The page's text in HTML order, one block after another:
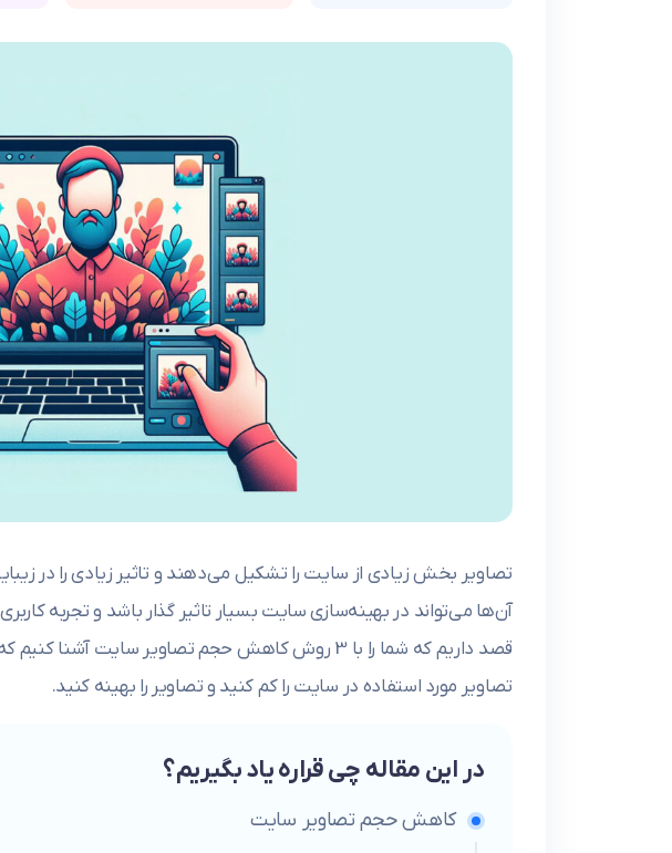
تصاویر بخش زیادی از سایت را تشکیل می‌دهند و تاثیر زیادی را در
آن‌ها می‌تواند در بهینه‌سازی سایت بسیار تاثیر گذار باشد و تجربه کاربری
قصد داریم که شما را با 3 روش کاهش حجم تصاویر سایت
تصاویر مورد استفاده در سایت را کم کنید و تصاویر را بهینه کنید.
در این مقاله چی قراره یاد بگیریم؟
کاهش حجم تصاویر سایت